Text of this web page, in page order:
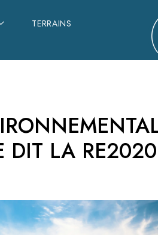
TERRAINS
TERRAINS
DIT LA